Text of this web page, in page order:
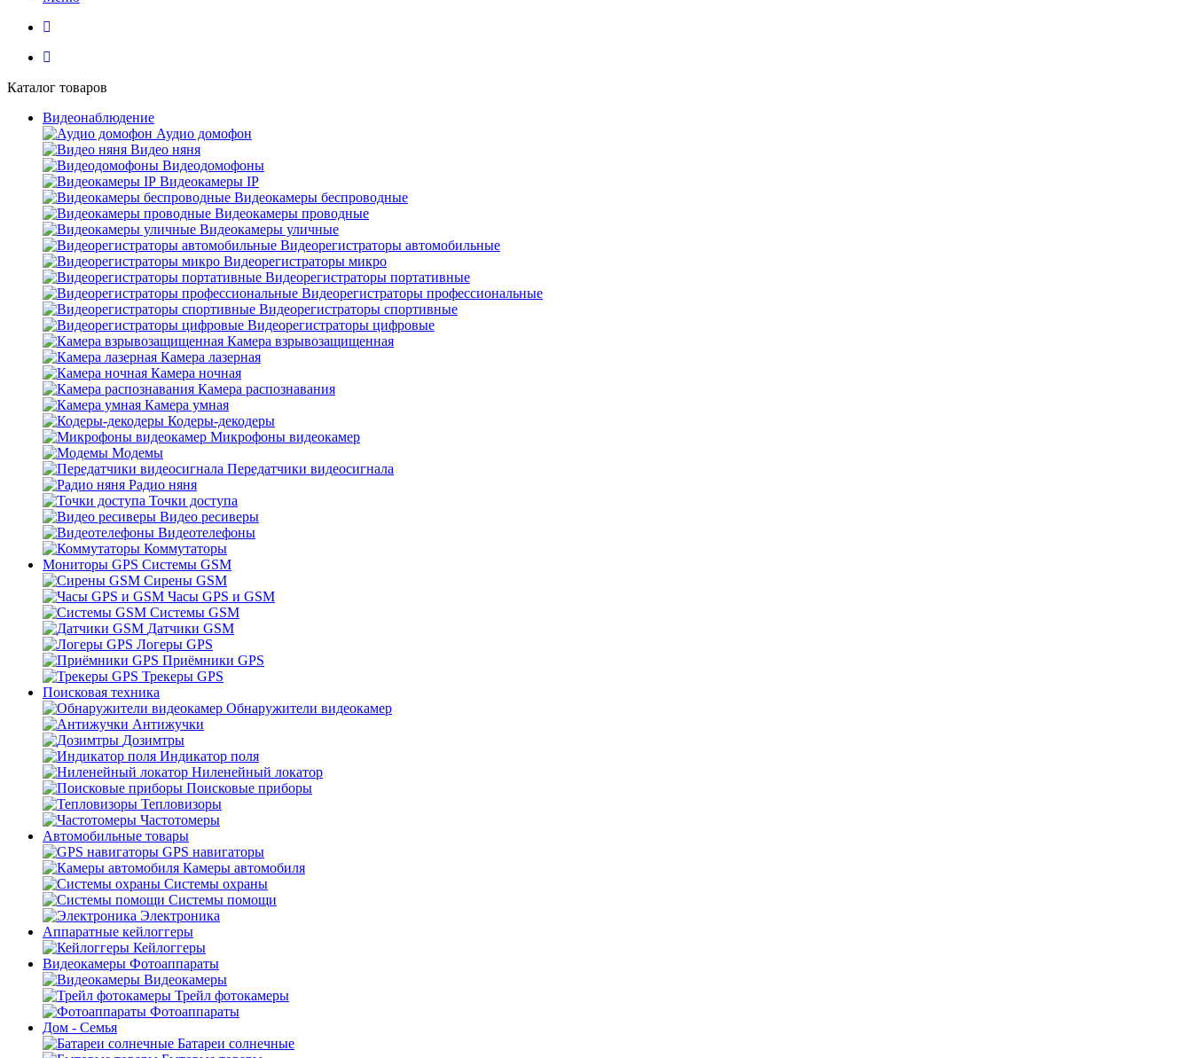
Каталог товаров
Видеонаблюдение
Аудио домофон
Видео няня
Видеодомофоны
Видеокамеры IP
Видеокамеры беспроводные
Видеокамеры проводные
Видеокамеры уличные
Видеорегистраторы автомобильные
Видеорегистраторы микро
Видеорегистраторы портативные
Видеорегистраторы профессиональные
Видеорегистраторы спортивные
Видеорегистраторы цифровые
Камера взрывозащищенная
Камера лазерная
Камера ночная
Камера распознавания
Камера умная
Кодеры-декодеры
Микрофоны видеокамер
Модемы
Передатчики видеосигнала
Радио няня
Точки доступа
Видео ресиверы
Видеотелефоны
Коммутаторы
Мониторы GPS Системы GSM
Сирены GSM
Часы GPS и GSM
Системы GSM
Датчики GSM
Логеры GPS
Приёмники GPS
Трекеры GPS
Поисковая техника
Обнаружители видеокамер
Антижучки
Дозимтры
Индикатор поля
Ниленейный локатор
Поисковые приборы
Тепловизоры
Частотомеры
Автомобильные товары
GPS навигаторы
Камеры автомобиля
Системы охраны
Системы помощи
Электроника
Аппаратные кейлоггеры
Кейлоггеры
Видеокамеры Фотоаппараты
Видеокамеры
Трейл фотокамеры
Фотоаппараты
Дом - Семья
Батареи солнечные